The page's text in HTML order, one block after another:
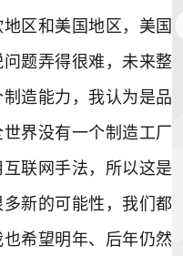
区和美国地区，美国
题弄得很难，未来整
造能力，我认为是品
界没有一个制造工厂
联网手法，所以这是
新的可能性，我们都
希望明年、后年仍然